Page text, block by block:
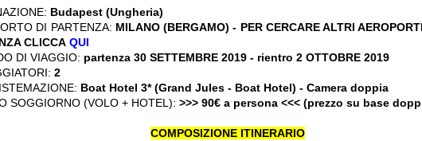
Budapest (Ungheria)
DI PARTENZA: MILANO (BERGAMO) - PER CERCARE ALTRI
CLICCA QUI
DI VIAGGIO: partenza 30 SETTEMBRE 2019 - rientro 2 OTTOBRE 2019
2
Boat Hotel 3* (Grand Jules - Boat Hotel) - Camera doppia
SOGGIORNO (VOLO + HOTEL): >>> 90€ a persona <<< (prezzo su base
COMPOSIZIONE ITINERARIO